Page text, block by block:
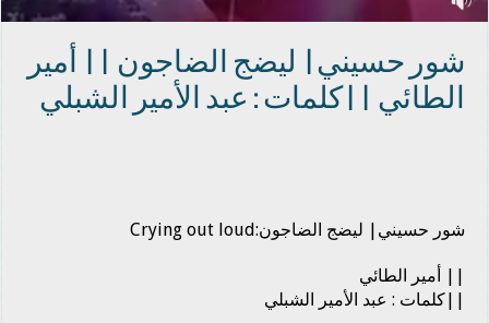
شور حسيني| ليضج الضاجون || أمير
الطائي ||كلمات : عبد الأمير الشبلي
شور حسيني| ليضج الضاجون:Crying out loud
|| أمير الطائي
||كلمات : عبد الأمير الشبلي